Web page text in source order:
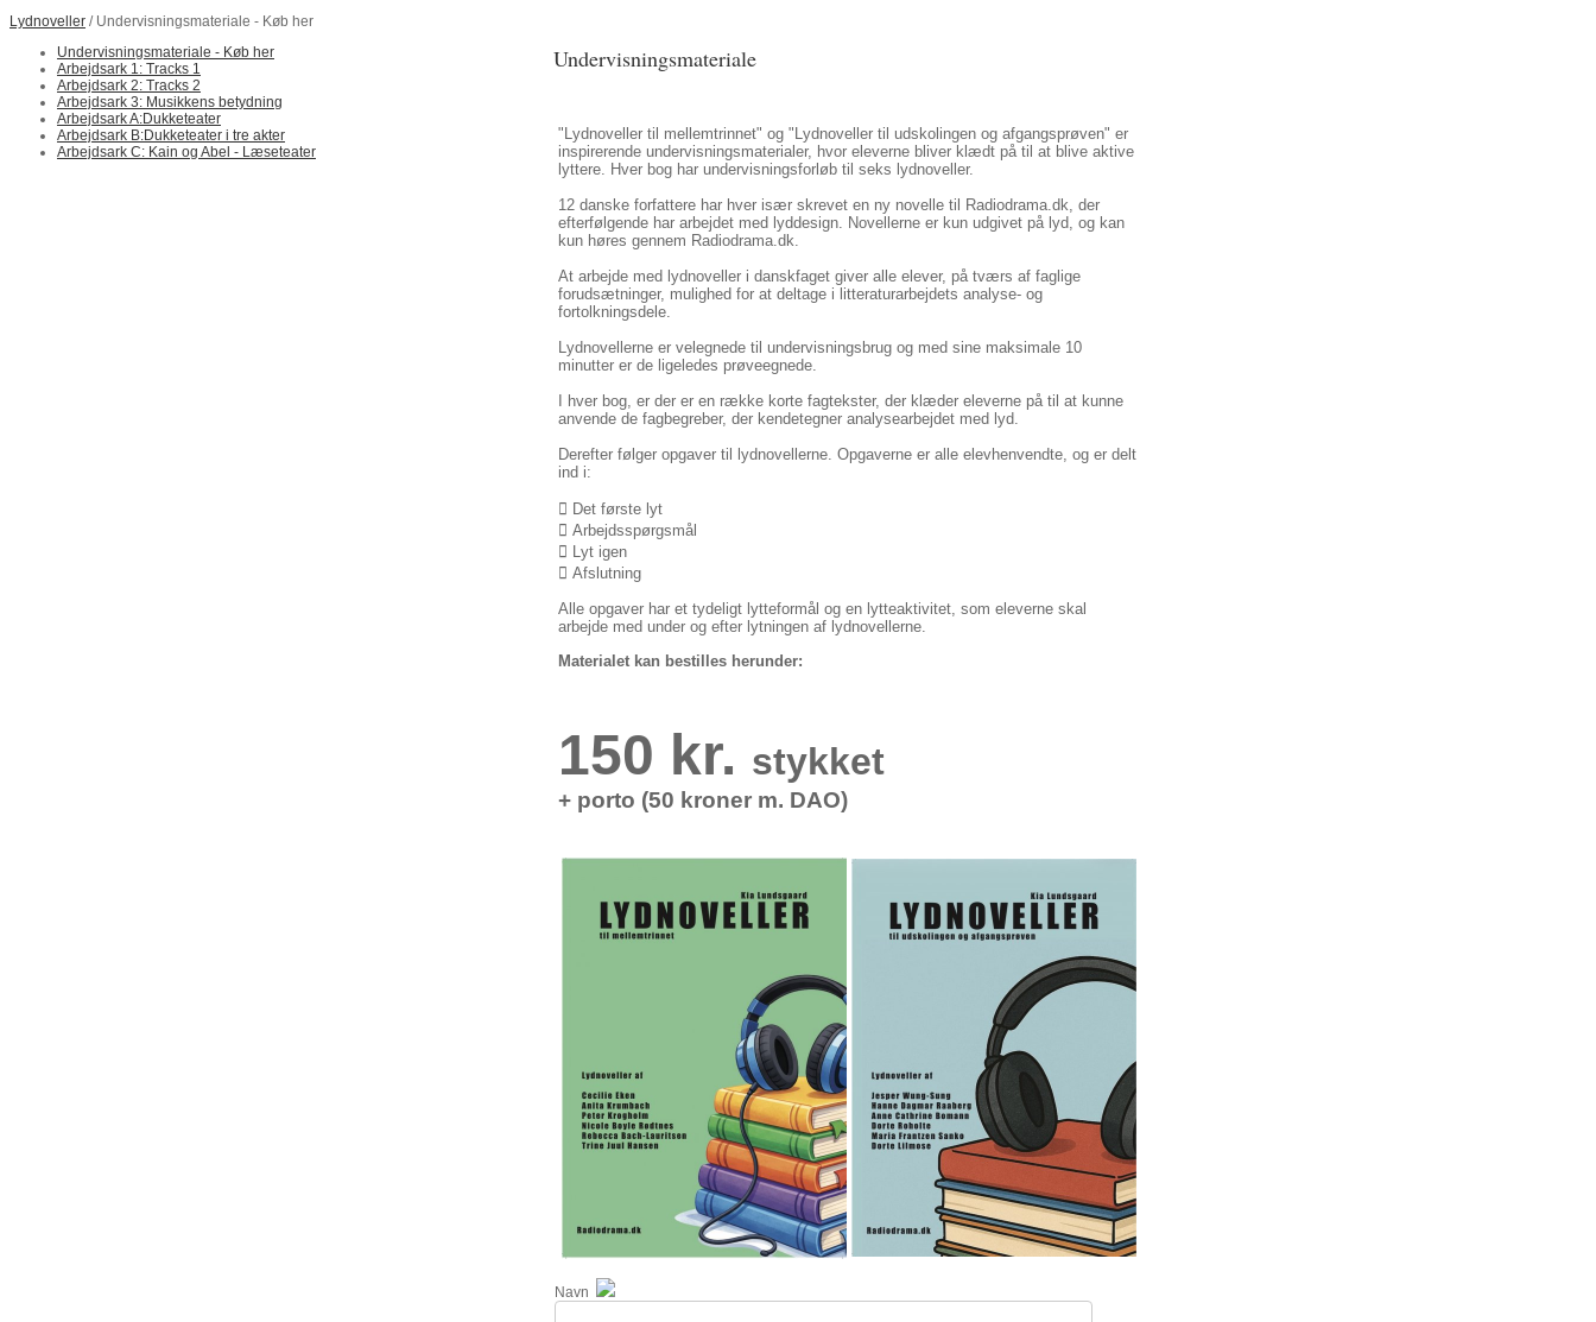
Lydnoveller / Undervisningsmateriale - Køb her
Undervisningsmateriale - Køb her
Arbejdsark 1: Tracks 1
Arbejdsark 2: Tracks 2
Arbejdsark 3: Musikkens betydning
Arbejdsark A:Dukketeater
Arbejdsark B:Dukketeater i tre akter
Arbejdsark C: Kain og Abel - Læseteater
Undervisningsmateriale
"Lydnoveller til mellemtrinnet" og "Lydnoveller til udskolingen og afgangsprøven" er
inspirerende undervisningsmaterialer, hvor eleverne bliver klædt på til at blive aktive
lyttere. Hver bog har undervisningsforløb til seks lydnoveller.
12 danske forfattere har hver især skrevet en ny novelle til Radiodrama.dk, der
efterfølgende har arbejdet med lyddesign. Novellerne er kun udgivet på lyd, og kan
kun høres gennem Radiodrama.dk.
At arbejde med lydnoveller i danskfaget giver alle elever, på tværs af faglige
forudsætninger, mulighed for at deltage i litteraturarbejdets analyse- og
fortolkningsdele.
Lydnovellerne er velegnede til undervisningsbrug og med sine maksimale 10
minutter er de ligeledes prøveegnede.
I hver bog, er der er en række korte fagtekster, der klæder eleverne på til at kunne
anvende de fagbegreber, der kendetegner analysearbejdet med lyd.
Derefter følger opgaver til lydnovellerne. Opgaverne er alle elevhenvendte, og er delt
ind i:
 Det første lyt
 Arbejdsspørgsmål
 Lyt igen
 Afslutning
Alle opgaver har et tydeligt lytteformål og en lytteaktivitet, som eleverne skal
arbejde med under og efter lytningen af lydnovellerne.
Materialet kan bestilles herunder:
150 kr. stykket
+ porto (50 kroner m. DAO)
Navn